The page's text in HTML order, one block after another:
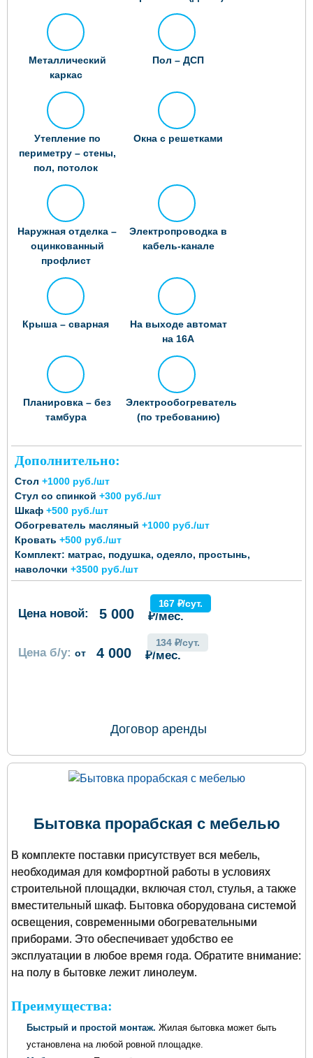
Металлический
каркас
Пол – ДСП
Утепление по
периметру – стены,
пол, потолок
Окна с решетками
Наружная отделка –
оцинкованный
профлист
Электропроводка в
кабель-канале
Крыша – сварная
На выходе автомат
на 16А
Планировка – без
тамбура
Электрообогреватель
(по требованию)
Дополнительно:
Стол +1000 руб./шт
Стул со спинкой +300 руб./шт
Шкаф +500 руб./шт
Обогреватель масляный +1000 руб./шт
Кровать +500 руб./шт
Комплект: матрас, подушка, одеяло, простынь,
наволочки +3500 руб./шт
Цена новой: 5 000 ₽/мес.
167 ₽/сут.
Цена б/у: от 4 000 ₽/мес.
134 ₽/сут.
Договор аренды
Бытовка прорабская с мебелью
В комплекте поставки присутствует вся мебель,
необходимая для комфортной работы в условиях
строительной площадки, включая стол, стулья, а также
вместительный шкаф. Бытовка оборудована системой
освещения, современными обогревательными
приборами. Это обеспечивает удобство ее
эксплуатации в любое время года. Обратите внимание:
на полу в бытовке лежит линолеум.
Преимущества:
Быстрый и простой монтаж. Жилая бытовка может быть
установлена на любой ровной площадке.